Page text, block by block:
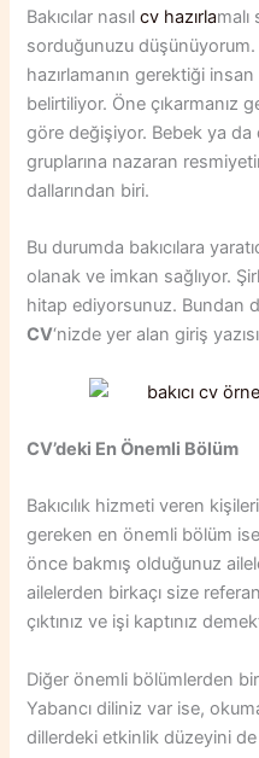
Bakıcılar nasılcv hazırla
sorduğunuzu
hazırlamanın gerektiği
belirtiliyor. Öne çıkarmanız
göre değişiyor. Bebek ya da
gruplarına nazaran
dallarından biri.
Bu durumda bakıcılara
olanak ve imkan sağlıyor.
hitap ediyorsunuz. Bundan
CV‘nizde yer alan giriş
CV’deki En Önemli Bölüm
Bakıcılık hizmeti veren
gereken en önemli bölüm
önce bakmış olduğunuz
ailelerden birkaçı size
çıktınız ve işi kaptınız
Diğer önemli bölümlerden
Yabancı diliniz var ise,
dillerdeki etkinlik düzeyini